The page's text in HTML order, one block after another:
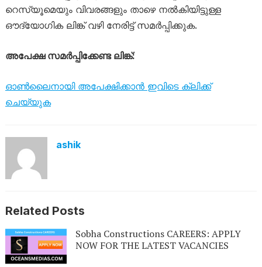
റെസ്യൂമെയും വിവരങ്ങളും താഴെ നൽകിയിട്ടുള്ള
ഔദ്യോഗിക ലിങ്ക് വഴി നേരിട്ട് സമർപ്പിക്കുക.
അപേക്ഷ സമർപ്പിക്കേണ്ട ലിങ്ക്:
ഓൺലൈനായി അപേക്ഷിക്കാൻ ഇവിടെ ക്ലിക്ക്
ചെയ്യുക
ashik
Related Posts
Sobha Constructions CAREERS: APPLY
NOW FOR THE LATEST VACANCIES